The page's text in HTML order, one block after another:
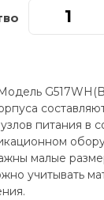
питания в
малые
учитывать